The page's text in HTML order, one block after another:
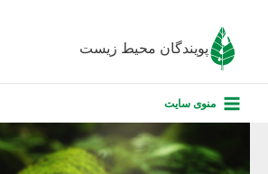
پویندگان محیط زیست
منوی سایت